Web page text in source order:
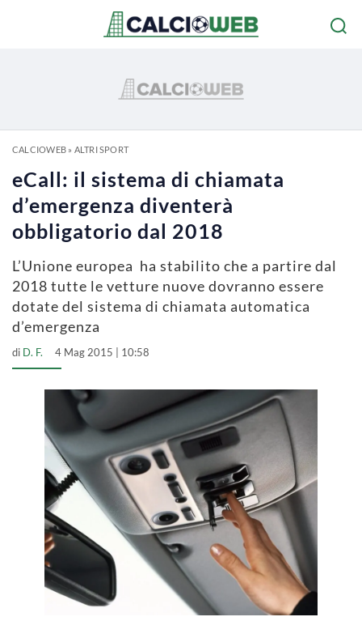
CALCIOWEB» ALTRI SPORT
eCall: il sistema di chiamata
d’emergenza diventerà
obbligatorio dal 2018
L’Unione europea ha stabilito che a partire dal
2018 tutte le vetture nuove dovranno essere
dotate del sistema di chiamata automatica
d’emergenza
di D. F. 4 Mag 2015 | 10:58